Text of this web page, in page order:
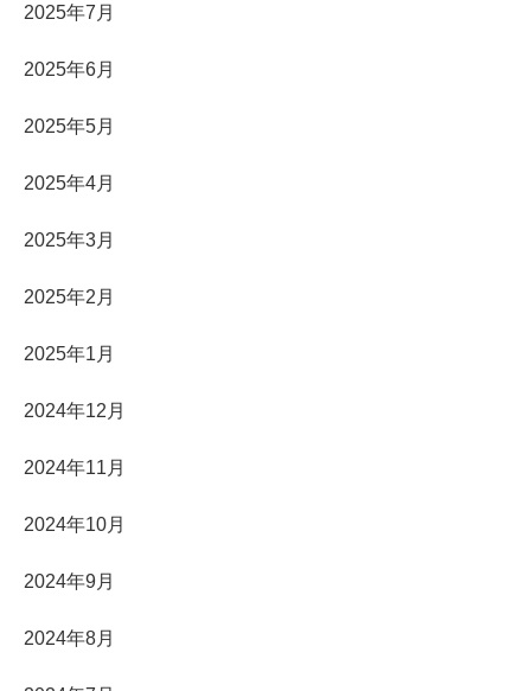
2025年7月
2025年6月
2025年5月
2025年4月
2025年3月
2025年2月
2025年1月
2024年12月
2024年11月
2024年10月
2024年9月
2024年8月